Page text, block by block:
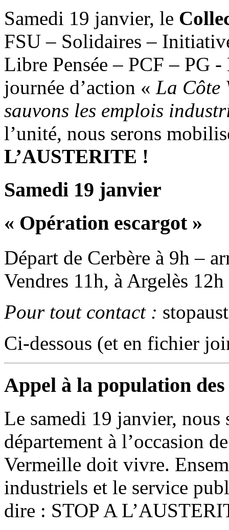
Samedi 19 janvier, le
FSU – Solidaires –
Libre Pensée – PCF – PG
journée d’action « La Côte
sauvons les emplois
l’unité, nous serons
L’AUSTERITE !
Samedi 19 janvier
« Opération escargot »
Départ de Cerbère à 9h –
Vendres 11h, à Argelès
Pour tout contact :
Ci-dessous (et en fichier
Appel à la population
Le samedi 19 janvier, nous
département à l’occasion
Vermeille doit vivre.
industriels et le service
dire : STOP A